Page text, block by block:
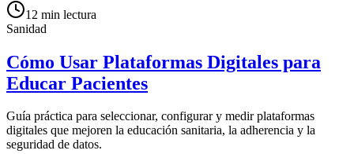
12 min lectura
Sanidad
Cómo Usar Plataformas Digitales para
Educar Pacientes
Guía práctica para seleccionar, configurar y medir plataformas
digitales que mejoren la educación sanitaria, la adherencia y la
seguridad de datos.